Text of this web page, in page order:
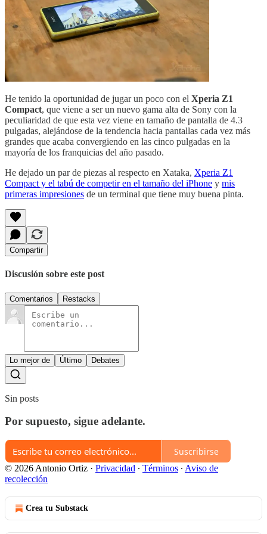
He tenido la oportunidad de jugar un poco con el Xperia Z1
Compact, que viene a ser un nuevo gama alta de Sony con la
peculiaridad de que esta vez viene en tamaño de pantalla de 4.3
pulgadas, alejándose de la tendencia hacia pantallas cada vez más
grandes que acaba convergiendo en las cinco pulgadas en la
mayoría de los franquicias del año pasado.
He dejado un par de piezas al respecto en Xataka, Xperia Z1
Compact y el tabú de competir en el tamaño del iPhone y mis
primeras impresiones de un terminal que tiene muy buena pinta.
Compartir
Discusión sobre este post
Comentarios Restacks
Lo mejor de Último Debates
Sin posts
Por supuesto, sigue adelante.
Suscribirse
© 2026 Antonio Ortiz · Privacidad ∙ Términos ∙ Aviso de
recolección
Crea tu Substack